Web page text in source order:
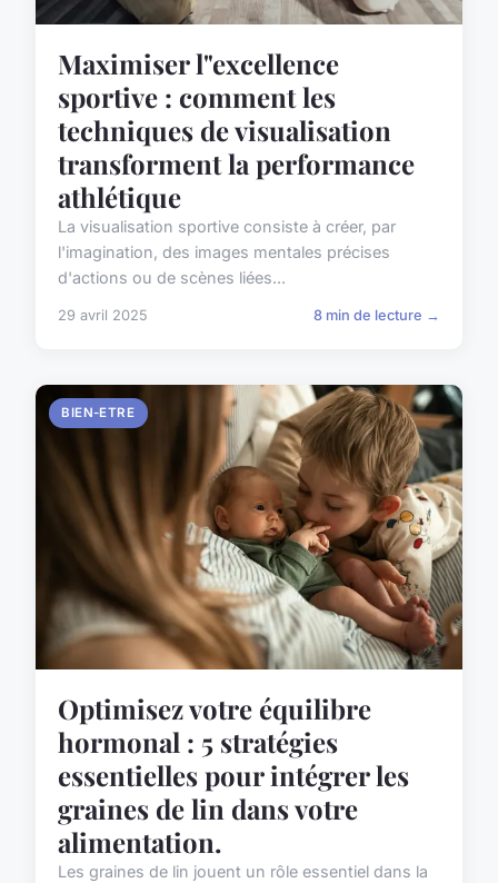
Maximiser l"excellence
sportive : comment les
techniques de visualisation
transforment la performance
athlétique
La visualisation sportive consiste à créer, par
l'imagination, des images mentales précises
d'actions ou de scènes liées...
29 avril 2025 8 min de lecture →
BIEN-ETRE
Optimisez votre équilibre
hormonal : 5 stratégies
essentielles pour intégrer les
graines de lin dans votre
alimentation.
Les graines de lin jouent un rôle essentiel dans la